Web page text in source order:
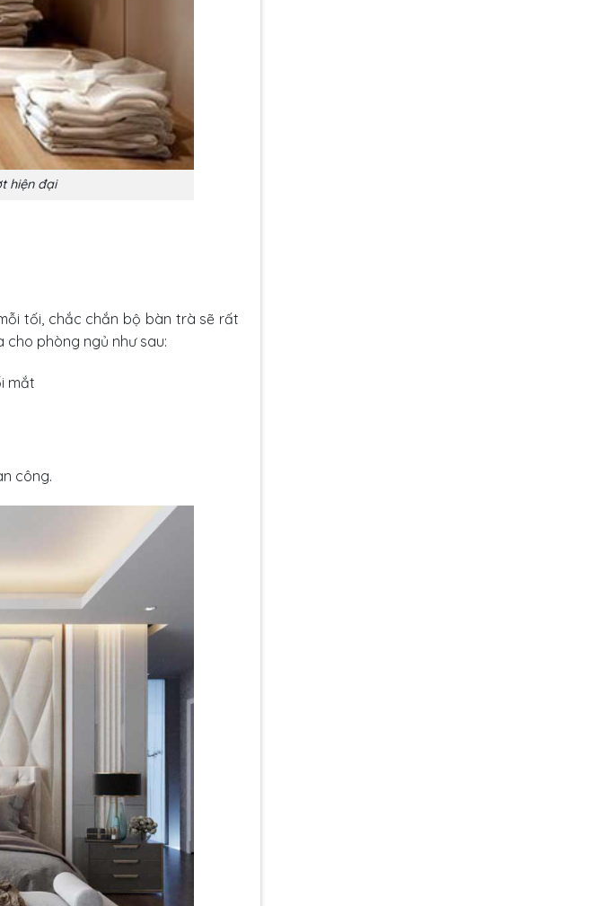
hiện đại
tối, chắc chắn bộ bàn trà sẽ rất
cho phòng ngủ như sau:
mắt
công.